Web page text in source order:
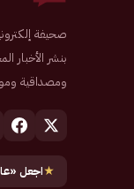
بنشر الأخبار
ومصداقية
★اجعل